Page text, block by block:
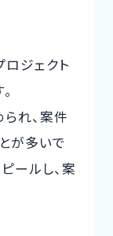
ジェクト
れ、案件
が多いで
ールし、案